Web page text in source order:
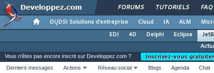
FORUMS TUTORIELS FAQ
DI/DSI Solutions d'entreprise Cloud IA ALM
EDI
4D Delphi Eclipse
Vous n'êtes pas encore inscrit sur Developpez.com ?
Inscrivez-vous
Derniers messages
Actions Réseau social Blogs Agenda Chat